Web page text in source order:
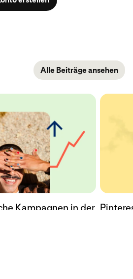
Alle Beiträge ansehen
Kampagnen in der